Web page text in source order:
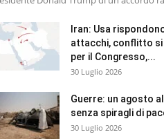
Iran: Usa
attacchi, conflitto si
per il Congresso,...
30 Luglio 2026
Guerre: un agosto
senza spiragli di
30 Luglio 2026